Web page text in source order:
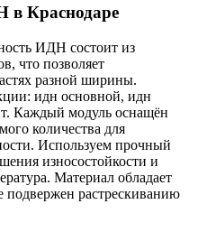
в Краснодаре
ИДН состоит из
что позволяет
разной ширины.
идн основной, идн
Каждый модуль оснащён
количества для
Используем прочный
износостойкости и
Материал обладает
растрескиванию